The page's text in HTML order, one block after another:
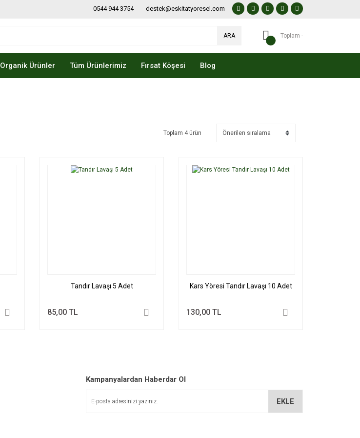
0544 944 3754 destek@eskitatyoresel.com
ARA Toplam -
Organik Ürünler Tüm Ürünlerimiz Fırsat Köşesi Blog
Toplam 4 ürün
Tandır Lavaşı 5 Adet
85,00 TL
Kars Yöresi Tandır Lavaşı 10 Adet
130,00 TL
Kampanyalardan Haberdar Ol
EKLE